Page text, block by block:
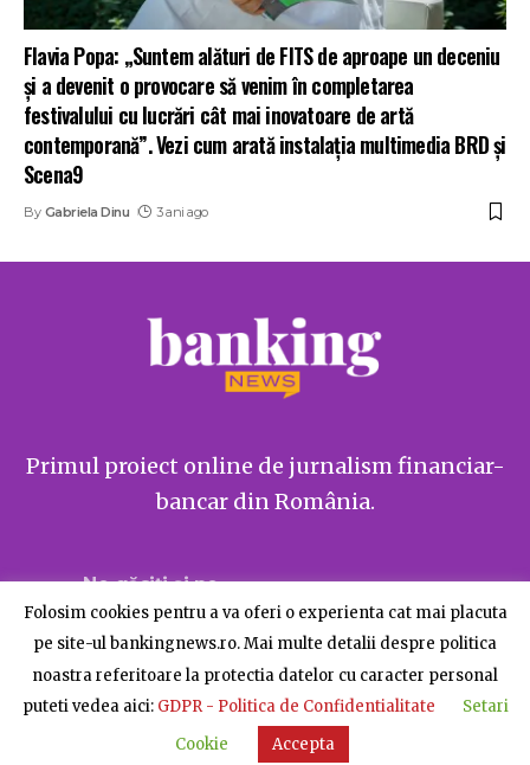
Flavia Popa: „Suntem alături de FITS de aproape un deceniu
și a devenit o provocare să venim în completarea
festivalului cu lucrări cât mai inovatoare de artă
contemporană”. Vezi cum arată instalația multimedia BRD și
Scena9
By Gabriela Dinu 3 ani ago
Primul proiect online de jurnalism financiar-
bancar din România.
Ne găsiți și pe
© BankingNews - Toate drepturile rezervate
Despre BankingNews Contact Publicitate
Folosim cookies pentru a va oferi o experienta cat mai placuta
pe site-ul bankingnews.ro. Mai multe detalii despre politica
noastra referitoare la protectia datelor cu caracter personal
puteti vedea aici: GDPR - Politica de Confidentialitate
Setari
Cookie
Accepta